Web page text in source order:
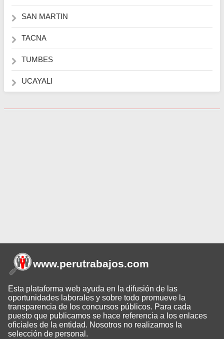
SAN MARTIN
TACNA
TUMBES
UCAYALI
www.perutrabajos.com
Esta plataforma web ayuda en la difusión de las
oportunidades laborales y sobre todo promueve la
transparencia de los concursos públicos. Para cada
puesto que publicamos se hace referencia a los enlaces
oficiales de la entidad. Nosotros no realizamos la
selección de personal.